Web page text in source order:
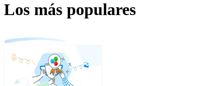
Los más populares